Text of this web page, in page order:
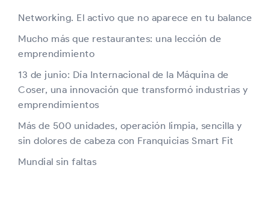
Networking. El activo que no aparece en tu balance
Mucho más que restaurantes: una lección de
emprendimiento
13 de junio: Día Internacional de la Máquina de
Coser, una innovación que transformó industrias y
emprendimientos
Más de 500 unidades, operación limpia, sencilla y
sin dolores de cabeza con Franquicias Smart Fit
Mundial sin faltas